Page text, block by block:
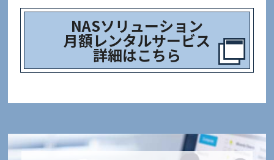
NASソリューション
月額レンタルサービス
詳細はこちら